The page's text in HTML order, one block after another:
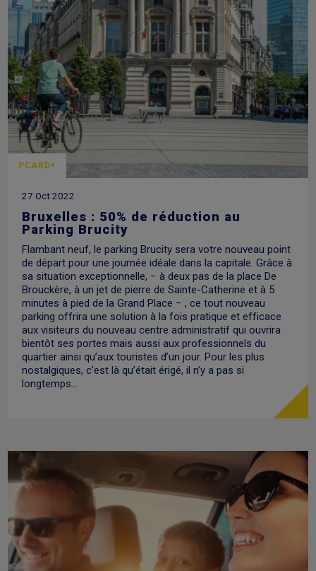
PCARD+
27 Oct 2022
Bruxelles : 50% de réduction au
Parking Brucity
Flambant neuf, le parking Brucity sera votre nouveau point
de départ pour une journée idéale dans la capitale. Grâce à
sa situation exceptionnelle, ­­− à deux pas de la place De
Brouckère, à un jet de pierre de Sainte-Catherine et à 5
minutes à pied de la Grand Place − , ce tout nouveau
parking offrira une solution à la fois pratique et efficace
aux visiteurs du nouveau centre administratif qui ouvrira
bientôt ses portes mais aussi aux professionnels du
quartier ainsi qu’aux touristes d’un jour. Pour les plus
nostalgiques, c’est là qu’était érigé, il n’y a pas si
longtemps…